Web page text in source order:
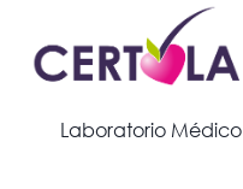
Laboratorio Médico